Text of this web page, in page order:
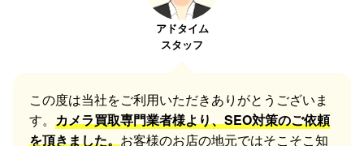
この度は当社をご利用いただきありがとうございま
す。 カメラ買取専門業者様より、SEO対策のご依頼
を頂きました。 お客様のお店の地元ではそこそこ知
アドタイム
スタッフ